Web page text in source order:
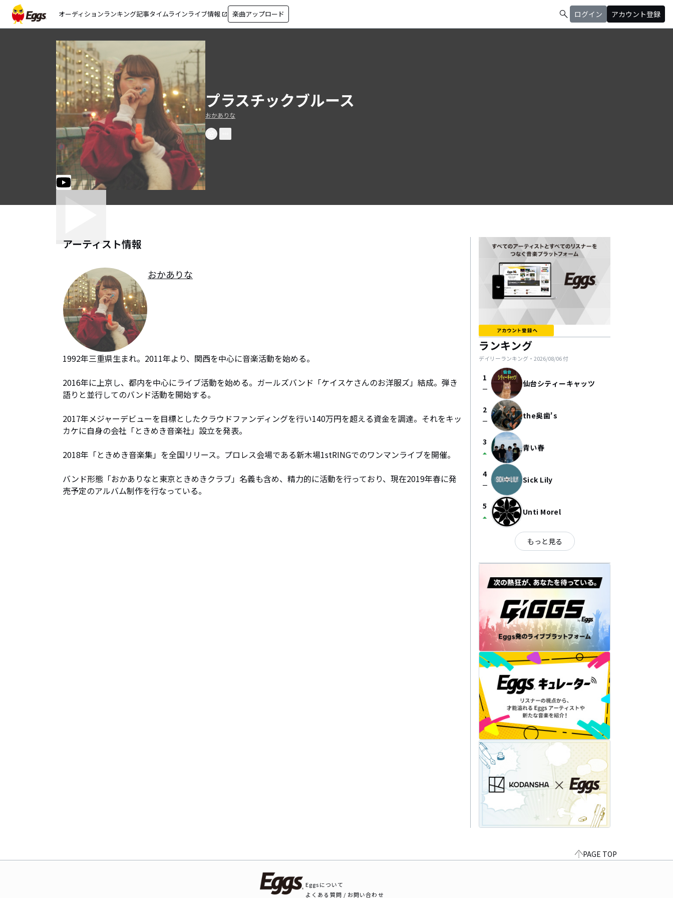
オーディションランキング記事タイムラインライブ情報 open_in_new 楽曲アップロード search ログイン アカウント登録
プラスチックブルース
おかありな
アーティスト情報
おかありな
1992年三重県生まれ。2011年より、関西を中心に音楽活動を始める。
2016年に上京し、都内を中心にライブ活動を始める。ガールズバンド「ケイスケさんのお洋服ズ」結成。弾き
語りと並行してのバンド活動を開始する。
2017年メジャーデビューを目標としたクラウドファンディングを行い140万円を超える資金を調達。それをキッ
カケに自身の会社「ときめき音楽社」設立を発表。
2018年「ときめき音楽集」を全国リリース。プロレス会場である新木場1stRINGでのワンマンライブを開催。
バンド形態「おかありなと東京ときめきクラブ」名義も含め、精力的に活動を行っており、現在2019年春に発
売予定のアルバム制作を行なっている。
ランキング
デイリーランキング・ 2026/08/06付
1
check_indeterminate_small 仙台シティーキャッツ
2
check_indeterminate_small the奥歯's
3
arrow_drop_up 青い春
4
check_indeterminate_small Sick Lily
5
arrow_drop_up Unti Morel
もっと見る
PAGE TOP
Eggsについて
よくある質問 / お問い合わせ